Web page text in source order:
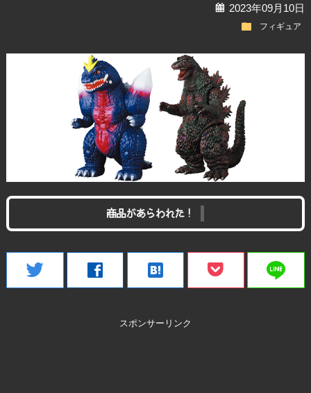
calendar2023年09月10日
folder フィギュア
商品があらわれた！
twitter facebook hatenabookmark line
スポンサーリンク